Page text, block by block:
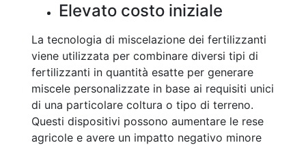
Elevato costo iniziale
La tecnologia di miscelazione dei fertilizzanti
viene utilizzata per combinare diversi tipi di
fertilizzanti in quantità esatte per generare
miscele personalizzate in base ai requisiti unici
di una particolare coltura o tipo di terreno.
Questi dispositivi possono aumentare le rese
agricole e avere un impatto negativo minore